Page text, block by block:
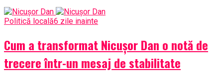
Politică locală6 zile inainte
Cum a transformat Nicușor Dan o notă de
trecere într-un mesaj de stabilitate